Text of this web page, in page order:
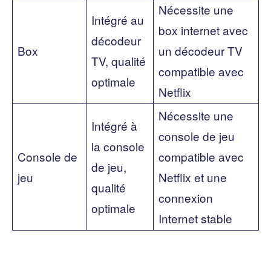
Box
Intégré au
décodeur
TV, qualité
optimale
Nécessite une
box internet avec
un décodeur TV
compatible avec
Netflix
Console de
jeu
Intégré à
la console
de jeu,
qualité
optimale
Nécessite une
console de jeu
compatible avec
Netflix et une
connexion
Internet stable